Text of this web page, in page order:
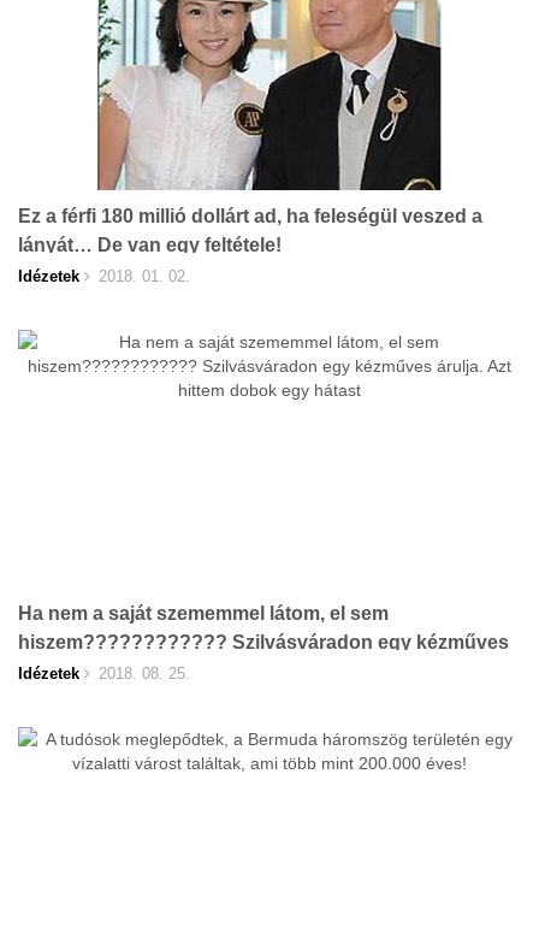
Ez a férfi 180 millió dollárt ad, ha feleségül veszed a
lányát… De van egy feltétele!
Idézetek 2018. 01. 02.
Ha nem a saját szememmel látom, el sem
hiszem???????????? Szilvásváradon egy kézműves
árulja. Azt hittem dobok egy hátast
Idézetek 2018. 08. 25.